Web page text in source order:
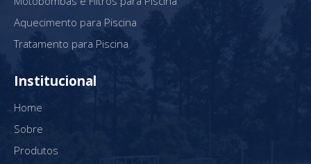
Aquecimento para Piscina
Tratamento para Piscina
Institucional
Home
Sobre
Produtos